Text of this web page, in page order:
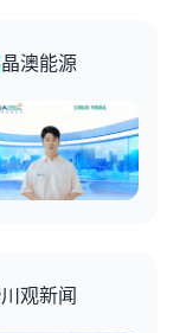
晶澳能源
川观新闻